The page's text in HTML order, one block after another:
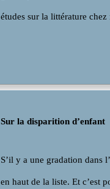
études sur la littérature chez
Sur la disparition d’enfant
S’il y a une gradation dans
en haut de la liste. Et c’est